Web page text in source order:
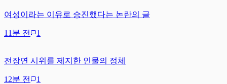
여성이라는 이유로 승진했다는 논란의 글
11분 전 1
전장연 시위를 제지한 인물의 정체
12분 전 1